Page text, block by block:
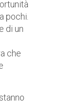
pochi.
di un
che